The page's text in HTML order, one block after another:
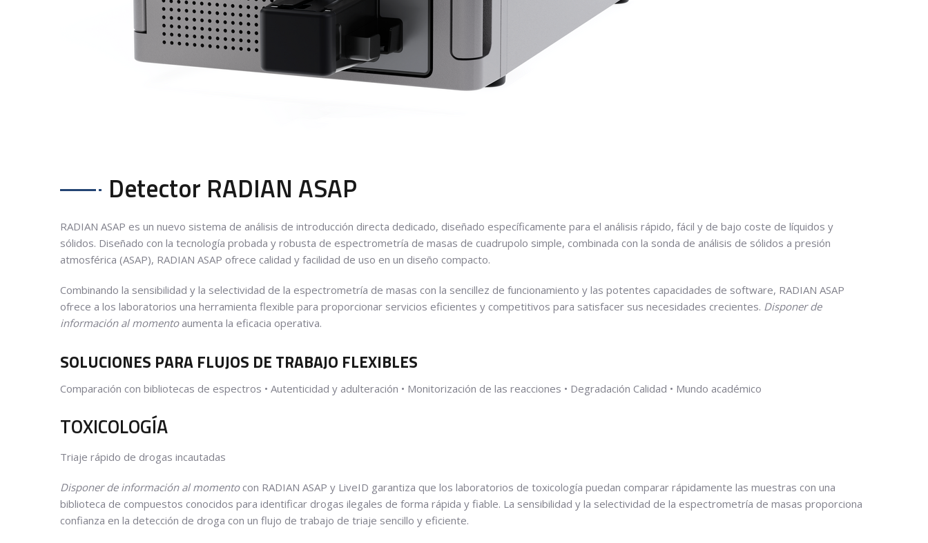
Detector RADIAN ASAP
RADIAN ASAP es un nuevo sistema de análisis de introducción directa dedicado, diseñado específicamente para el análisis rápido, fácil y de bajo coste de líquidos y
sólidos. Diseñado con la tecnología probada y robusta de espectrometría de masas de cuadrupolo simple, combinada con la sonda de análisis de sólidos a presión
atmosférica (ASAP), RADIAN ASAP ofrece calidad y facilidad de uso en un diseño compacto.
Combinando la sensibilidad y la selectividad de la espectrometría de masas con la sencillez de funcionamiento y las potentes capacidades de software, RADIAN ASAP
ofrece a los laboratorios una herramienta flexible para proporcionar servicios eficientes y competitivos para satisfacer sus necesidades crecientes. Disponer de
información al momento aumenta la eficacia operativa.
SOLUCIONES PARA FLUJOS DE TRABAJO FLEXIBLES
Comparación con bibliotecas de espectros • Autenticidad y adulteración • Monitorización de las reacciones • Degradación Calidad • Mundo académico
TOXICOLOGÍA
Triaje rápido de drogas incautadas
Disponer de información al momento con RADIAN ASAP y LiveID garantiza que los laboratorios de toxicología puedan comparar rápidamente las muestras con una
biblioteca de compuestos conocidos para identificar drogas ilegales de forma rápida y fiable. La sensibilidad y la selectividad de la espectrometría de masas proporciona
confianza en la detección de droga con un flujo de trabajo de triaje sencillo y eficiente.